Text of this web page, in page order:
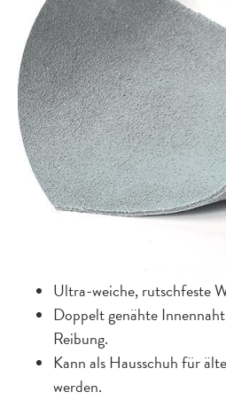
Ultra-weiche, rutschfeste
Doppelt genähte
Reibung.
Kann als Hausschuh für
werden.